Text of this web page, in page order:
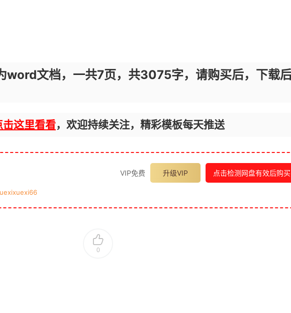
word文档，一共7页，共3075字，请购买后，下载
击这里看看，欢迎持续关注，精彩模板每天推送
VIP免费 升级VIP 点击检测网盘有效后购买
0